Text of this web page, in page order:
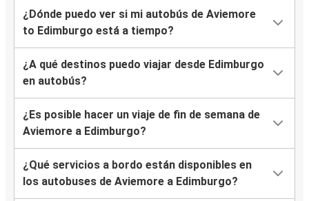
¿Dónde puedo ver si mi autobús de Aviemore
to Edimburgo está a tiempo?
¿A qué destinos puedo viajar desde Edimburgo
en autobús?
¿Es posible hacer un viaje de fin de semana de
Aviemore a Edimburgo?
¿Qué servicios a bordo están disponibles en
los autobuses de Aviemore a Edimburgo?